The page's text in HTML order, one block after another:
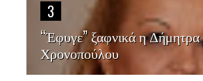
3
“Έφυγε” ξαφνικά η Δήμητρα
Χρονοπούλου